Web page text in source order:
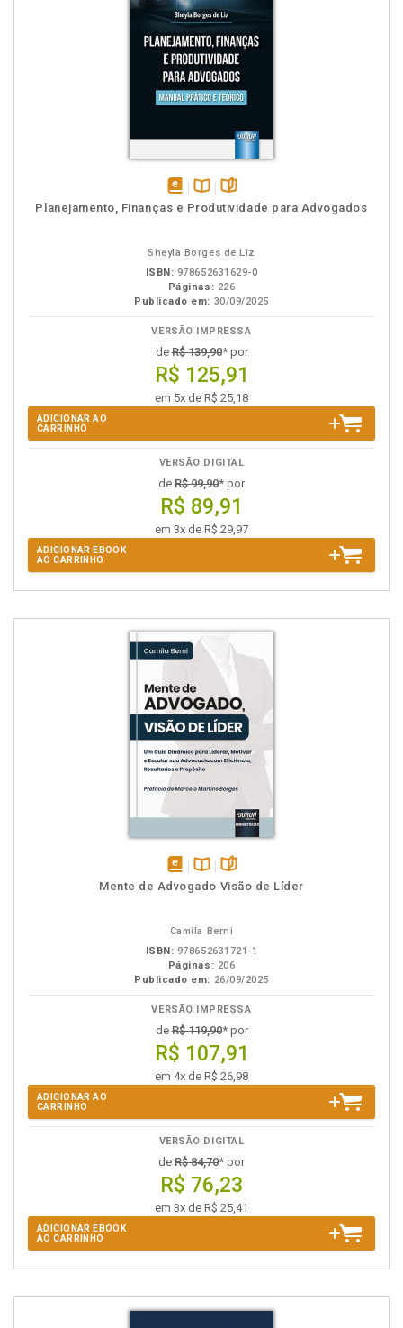
disponívelDisponível
páginas
Planejamento, Finanças e Produtividade para Advogados
Sheyla Borges de Liz
ISBN: 978652631629-0
Páginas: 226
Publicado em: 30/09/2025
VERSÃO IMPRESSA
deR$ 139,90* por
R$ 125,91
em 5x de R$ 25,18
ADICIONAR AO
CARRINHO
VERSÃO DIGITAL
de R$ 99,90* por
R$ 89,91
em 3x de R$ 29,97
ADICIONAR EBOOK
AO CARRINHO
disponível
Disponível
páginas
Mente de Advogado Visão de Líder
Camila Berni
ISBN: 978652631721-1
Páginas: 206
Publicado em: 26/09/2025
VERSÃO IMPRESSA
deR$ 119,90* por
R$ 107,91
em 4x de R$ 26,98
ADICIONAR AO
CARRINHO
VERSÃO DIGITAL
de R$ 84,70* por
R$ 76,23
em 3x de R$ 25,41
ADICIONAR EBOOK
AO CARRINHO